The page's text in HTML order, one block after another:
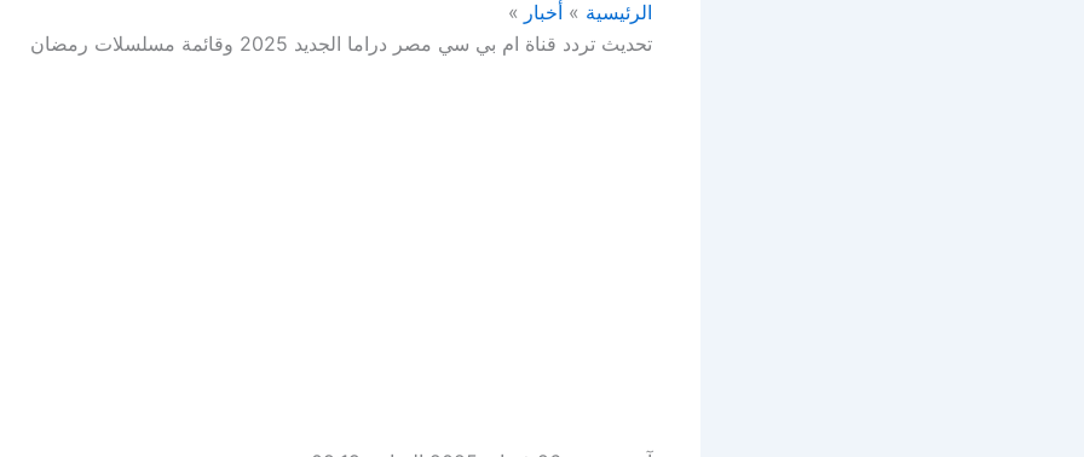
الرئيسية
أخبار
تحديث تردد قناة ام بي سي مصر دراما الجديد 2025 وقائمة مسلسلات رمضان